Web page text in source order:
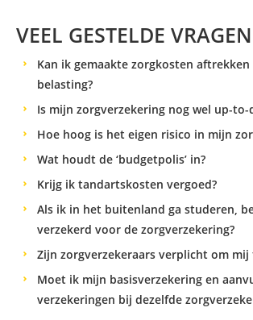
VEEL GESTELDE VRAGEN
Kan ik gemaakte zorgkosten aftrekken
belasting?
Is mijn zorgverzekering nog wel up-to-
Hoe hoog is het eigen risico in mijn
Wat houdt de ‘budgetpolis’ in?
Krijg ik tandartskosten vergoed?
Als ik in het buitenland ga studeren,
verzekerd voor de zorgverzekering?
Zijn zorgverzekeraars verplicht om mij
Moet ik mijn basisverzekering en
verzekeringen bij dezelfde